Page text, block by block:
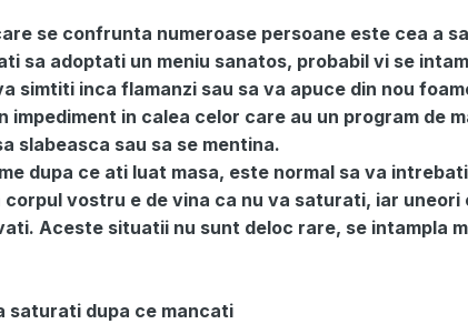
se confrunta numeroase persoane este cea a
sa adoptati un meniu sanatos, probabil vi se
simtiti inca flamanzi sau sa va apuce din nou
impediment in calea celor care au un program de
slabeasca sau sa se mentina.
dupa ce ati luat masa, este normal sa va
vostru e de vina ca nu va saturati, iar uneori
Aceste situatii nu sunt deloc rare, se intampla
saturati dupa ce mancati